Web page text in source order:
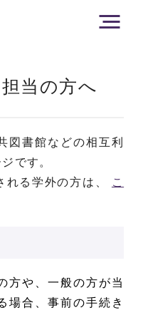
当の方へ
図書館などの相互利
です。
れる学外の方は、
こ
方や、一般の方が当
場合、事前の手続き